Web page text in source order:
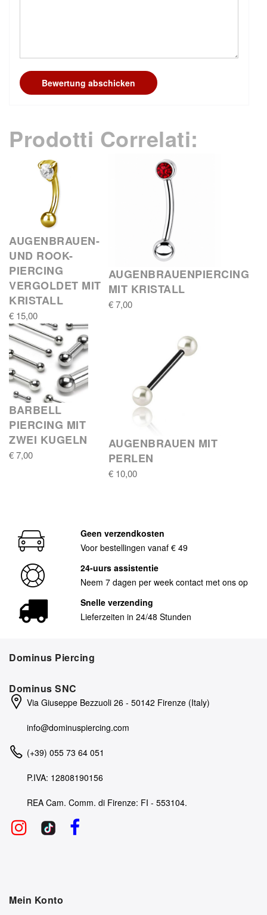
Bewertung abschicken
Prodotti Correlati:
AUGENBRAUEN-
UND ROOK-
PIERCING
VERGOLDET MIT
KRISTALL
€ 15,00
AUGENBRAUENPIERCING
MIT KRISTALL
€ 7,00
BARBELL
PIERCING MIT
ZWEI KUGELN
€ 7,00
AUGENBRAUEN MIT
PERLEN
€ 10,00
Geen verzendkosten
Voor bestellingen vanaf € 49
24-uurs assistentie
Neem 7 dagen per week contact met ons op
Snelle verzending
Lieferzeiten in 24/48 Stunden
Dominus Piercing
Dominus SNC
Via Giuseppe Bezzuoli 26 - 50142 Firenze (Italy)
info@dominuspiercing.com
(+39) 055 73 64 051
P.IVA: 12808190156
REA Cam. Comm. di Firenze: FI - 553104.
Mein Konto